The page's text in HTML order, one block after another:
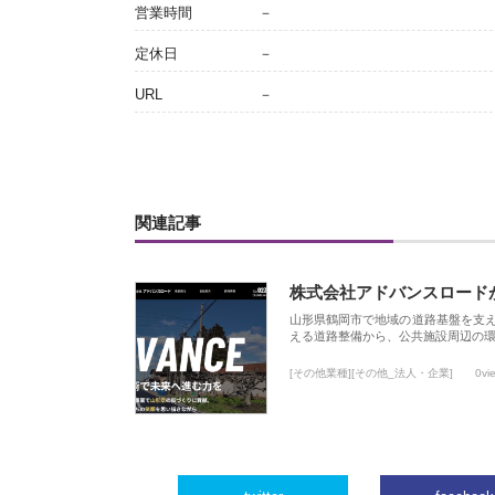
営業時間 －
定休日 －
URL －
関連記事
株式会社アドバンスロー
山形県鶴岡市で地域の道路基盤を支
える道路整備から、公共施設周辺の
[その他業種][その他_法人・企業]